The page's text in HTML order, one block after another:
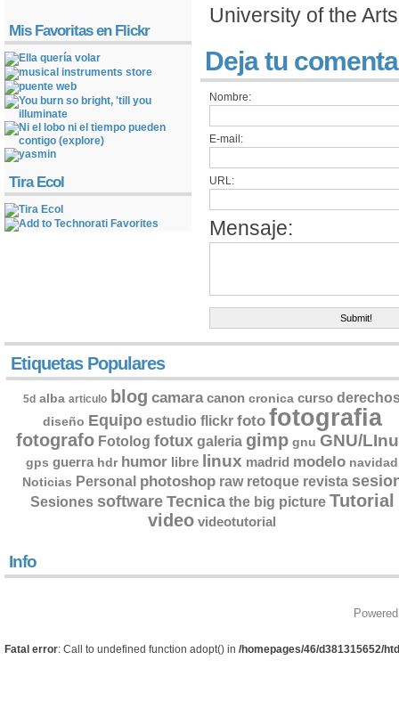
University of the
Deja tu
Nombre:
E-mail:
URL:
Mensaje:
Mis Favoritas en Flickr
Tira Ecol
Etiquetas Populares
5d alba articulo blog camara canon cronica curso
diseño Equipo estudio flickr foto fotografia
fotografo Fotolog fotux galeria gimp gnu GNU/
gps guerra hdr humor libre linux madrid modelo navidad
Noticias Personal photoshop raw retoque revista
Sesiones software Tecnica the big picture Tutorial
video videotutorial
Info
Fatal error: Call to undefined function adopt() in /homepages/46/d381315652/